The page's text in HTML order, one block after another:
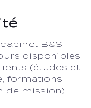
B&S
disponibles
(études et
formations
de mission).